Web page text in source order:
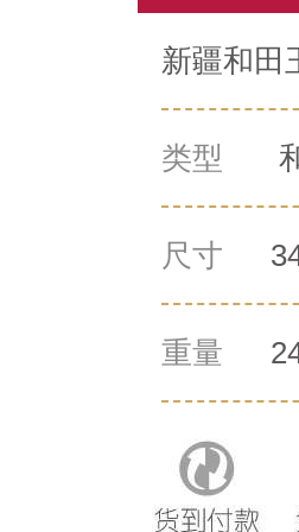
新疆和田
类型
尺寸
重量